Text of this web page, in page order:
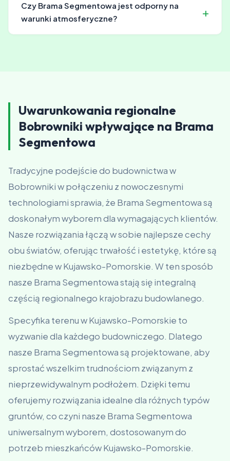
Czy Brama Segmentowa jest odporny na
warunki atmosferyczne?
Uwarunkowania regionalne
Bobrowniki wpływające na Brama
Segmentowa
Tradycyjne podejście do budownictwa w
Bobrowniki w połączeniu z nowoczesnymi
technologiami sprawia, że Brama Segmentowa są
doskonałym wyborem dla wymagających klientów.
Nasze rozwiązania łączą w sobie najlepsze cechy
obu światów, oferując trwałość i estetykę, które są
niezbędne w Kujawsko-Pomorskie. W ten sposób
nasze Brama Segmentowa stają się integralną
częścią regionalnego krajobrazu budowlanego.
Specyfika terenu w Kujawsko-Pomorskie to
wyzwanie dla każdego budowniczego. Dlatego
nasze Brama Segmentowa są projektowane, aby
sprostać wszelkim trudnościom związanym z
nieprzewidywalnym podłożem. Dzięki temu
oferujemy rozwiązania idealne dla różnych typów
gruntów, co czyni nasze Brama Segmentowa
uniwersalnym wyborem, dostosowanym do
potrzeb mieszkańców Kujawsko-Pomorskie.